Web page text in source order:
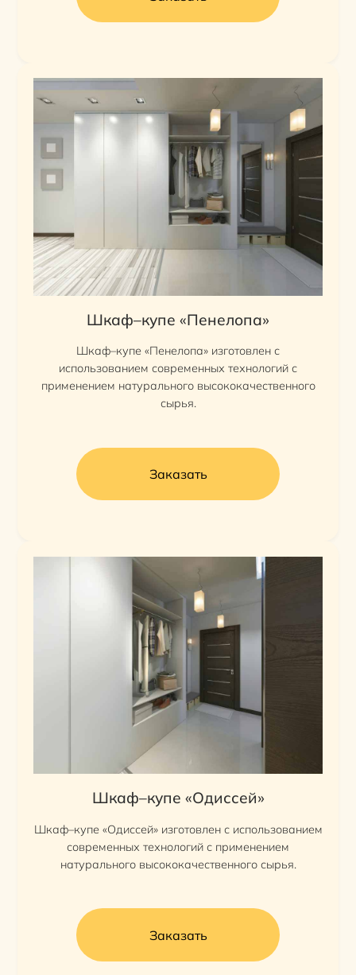
Шкаф–купе «Пенелопа»
Шкаф–купе «Пенелопа» изготовлен с
использованием современных технологий с
применением натурального высококачественного
сырья.
Заказать
Шкаф–купе «Одиссей»
Шкаф–купе «Одиссей» изготовлен с использованием
современных технологий с применением
натурального высококачественного сырья.
Заказать